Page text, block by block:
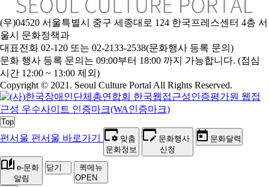
(우)04520 서울특별시 중구 세종대로 124 한국프레스센터 4층 서
울시 문화정책과
대표전화 02-120 또는 02-2133-2538(문화행사 등록 문의)
문화 행사 등록 문의는 09:00부터 18:00 까지 가능합니다. (점심
시간 12:00 ~ 13:00 제외)
Copyright © 2021. Seoul Culture Portal All Rights Reserved.
Top
펀서울 펀서울 바로가기
맞춤
문화정보
문화행사
신청
문화달력
e-문화
알림
닫기
퀵메뉴
OPEN